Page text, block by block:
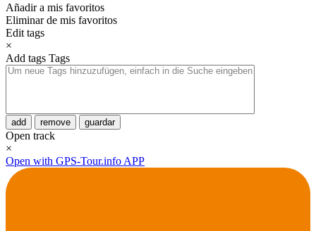
Añadir a mis favoritos
Eliminar de mis favoritos
Edit tags
×
Add tags Tags
add remove guardar
Open track
×
Open with GPS-Tour.info APP